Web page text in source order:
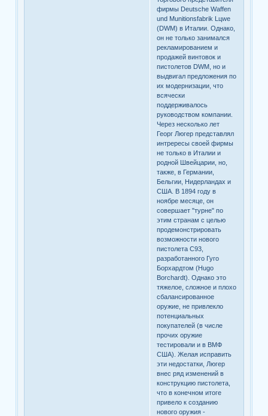
фирмы Deutsche Waffen
und Munitionsfabrik Lцwe
(DWM) в Италии. Однако,
он не только занимался
рекламированием и
продажей винтовок и
пистолетов DWM, но и
выдвигал предложения по
их модернизации, что
всячески
поддерживалось
руководством компании.
Через несколько лет
Георг Люгер представлял
интрересы своей фирмы
не только в Италии и
родной Швейцарии, но,
также, в Германии,
Бельгии, Нидерландах и
США. В 1894 году в
ноябре месяце, он
совершает "турне" по
этим странам с целью
продемонстрировать
возможности нового
пистолета C93,
разработанного Гуго
Борхардтом (Hugo
Borchardt). Однако это
тяжелое, сложное и плохо
сбалансированное
оружие, не привлекло
потенциальных
покупателей (в числе
прочих оружие
тестировали и в ВМФ
США). Желая исправить
эти недостатки, Люгер
внес ряд изменений в
конструкцию пистолета,
что в конечном итоге
привело к созданию
нового оружия -